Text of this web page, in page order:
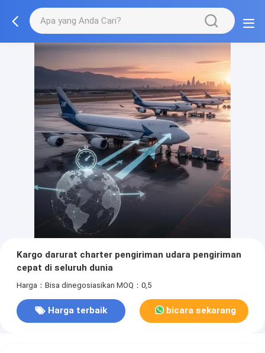
Kargo darurat charter pengiriman udara pengiriman
cepat di seluruh dunia
Harga：Bisa dinegosiasikan MOQ：0,5
Harga terbaik bicara sekarang